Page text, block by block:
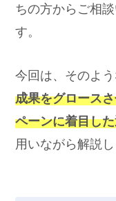
ちの方からご相
す。
今回は、そのよ
成果をグロース
ペーンに着目し
用いながら解説し